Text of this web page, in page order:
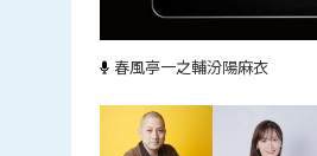
春風亭一之輔汾陽麻衣